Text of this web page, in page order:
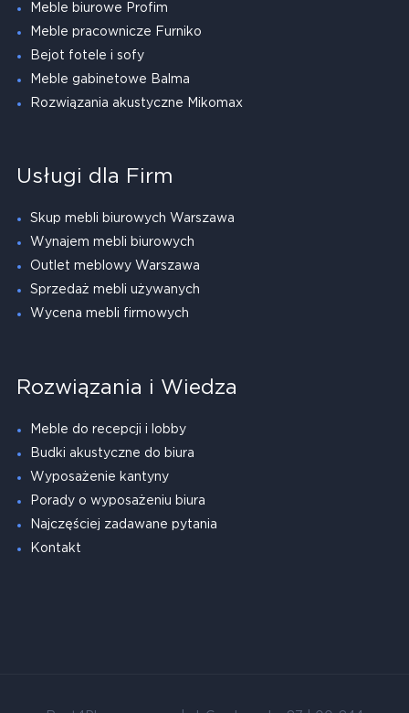
Meble biurowe Profim
Meble pracownicze Furniko
Bejot fotele i sofy
Meble gabinetowe Balma
Rozwiązania akustyczne Mikomax
Usługi dla Firm
Skup mebli biurowych Warszawa
Wynajem mebli biurowych
Outlet meblowy Warszawa
Sprzedaż mebli używanych
Wycena mebli firmowych
Rozwiązania i Wiedza
Meble do recepcji i lobby
Budki akustyczne do biura
Wyposażenie kantyny
Porady o wyposażeniu biura
Najczęściej zadawane pytania
Kontakt